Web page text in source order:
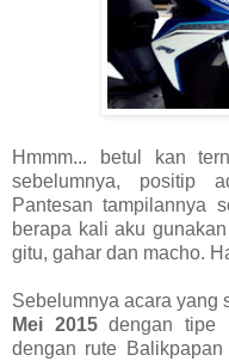
Hmmm... betul kan
sebelumnya, positip
Pantesan tampilannya
berapa kali aku
gitu, gahar dan macho.
Sebelumnya acara yang
Mei 2015dengan tipe
dengan rute